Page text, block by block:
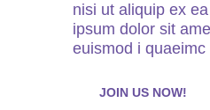
nisi ut aliquip ex
ipsum dolor sit
euismod i
JOIN US NOW!